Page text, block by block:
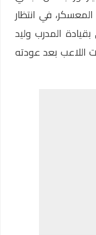
في انتظار
المدرب وليد
اللاعب بعد عودته